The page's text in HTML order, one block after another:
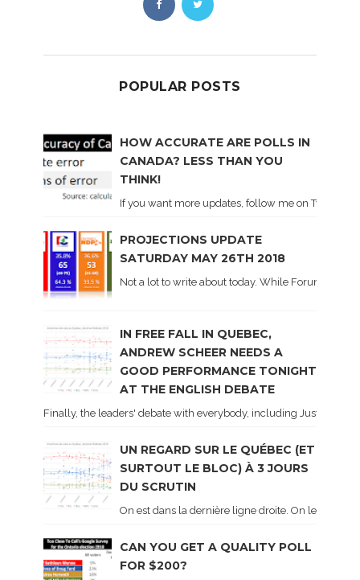
POPULAR POSTS
HOW ACCURATE ARE POLLS IN
CANADA? LESS THAN YOU
THINK!
If you want more updates, follow me on Twitter .
PROJECTIONS UPDATE
SATURDAY MAY 26TH 2018
Not a lot to write about today. While Forum did
IN FREE FALL IN QUEBEC,
ANDREW SCHEER NEEDS A
GOOD PERFORMANCE TONIGHT
AT THE ENGLISH DEBATE
Finally, the leaders' debate with everybody, including Justin
UN REGARD SUR LE QUÉBEC (ET
SURTOUT LE BLOC) À 3 JOURS
DU SCRUTIN
On est dans la dernière ligne droite. On le sait
CAN YOU GET A QUALITY POLL
FOR $200?